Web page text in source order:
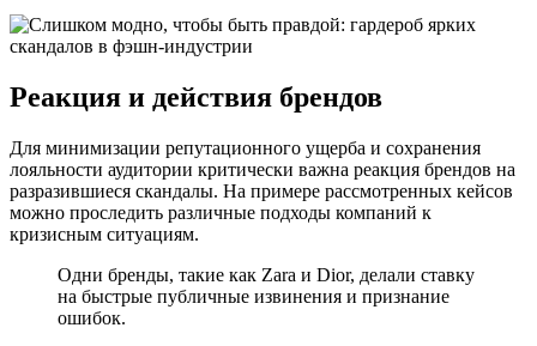
Реакция и действия брендов
Для минимизации репутационного ущерба и сохранения
лояльности аудитории критически важна реакция брендов на
разразившиеся скандалы. На примере рассмотренных кейсов
можно проследить различные подходы компаний к
кризисным ситуациям.
Одни бренды, такие как Zara и Dior, делали ставку
на быстрые публичные извинения и признание
ошибок.